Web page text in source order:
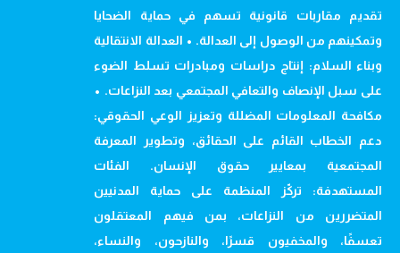
تقديم مقاربات قانونية تسهم في حماية الضحايا
وتمكينهم من الوصول إلى العدالة. • العدالة الانتقالية
وبناء السلام: إنتاج دراسات ومبادرات تسلط الضوء
على سبل الإنصاف والتعافي المجتمعي بعد النزاعات. •
مكافحة المعلومات المضللة وتعزيز الوعي الحقوقي:
دعم الخطاب القائم على الحقائق، وتطوير المعرفة
المجتمعية بمعايير حقوق الإنسان. الفئات
المستهدفة: تركّز المنظمة على حماية المدنيين
المتضررين من النزاعات، بمن فيهم المعتقلون
تعسفًا، والمخفيون قسرًا، والنازحون، والنساء،